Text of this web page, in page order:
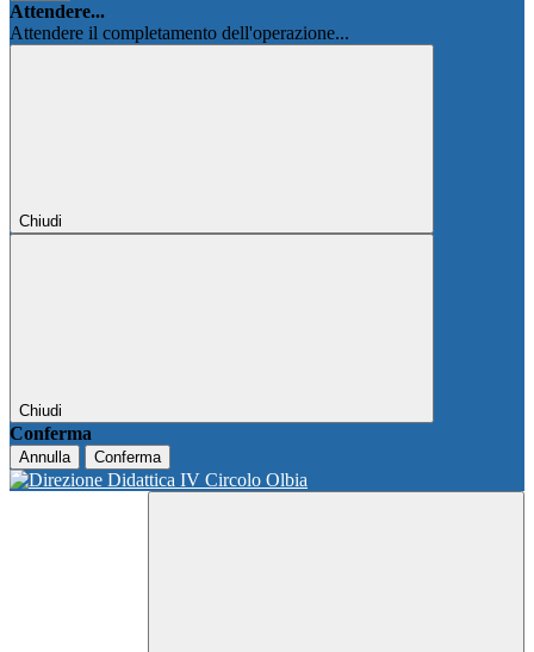
Attendere...
Attendere il completamento dell'operazione...
Chiudi
Chiudi
Conferma
Annulla Conferma